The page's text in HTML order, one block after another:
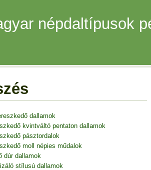
népdaltípusok
dallamok
kvintváltó pentaton dallamok
pásztordalok
moll népies műdalok
dúr dallamok
stílusú dallamok